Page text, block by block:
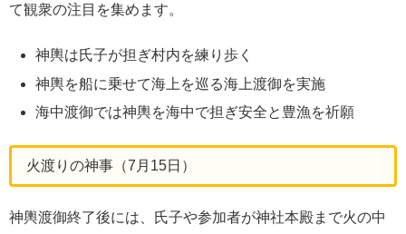
て観衆の注目を集めます。
神輿は氏子が担ぎ村内を練り歩く
神輿を船に乗せて海上を巡る海上渡御を実施
海中渡御では神輿を海中で担ぎ安全と豊漁を祈願
火渡りの神事（7月15日）
神輿渡御終了後には、氏子や参加者が神社本殿まで火の中